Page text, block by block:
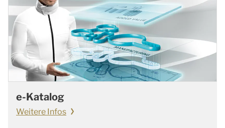
e-Katalog
Weitere Infos